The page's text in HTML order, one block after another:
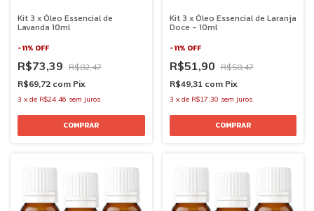
Kit 3 x Óleo Essencial de
Lavanda 10ml
-11% OFF
R$73,39 R$82,47
R$69,72 com Pix
3 x de R$24,46 sem juros
Kit 3 x Óleo Essencial de Laranja
Doce - 10ml
-11% OFF
R$51,90 R$58,47
R$49,31 com Pix
3 x de R$17,30 sem juros